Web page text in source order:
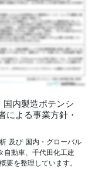
内製造ポテンシ
による事業方針・
及び 国内・グローバル
自動車、千代田化工建
要を整理しています。